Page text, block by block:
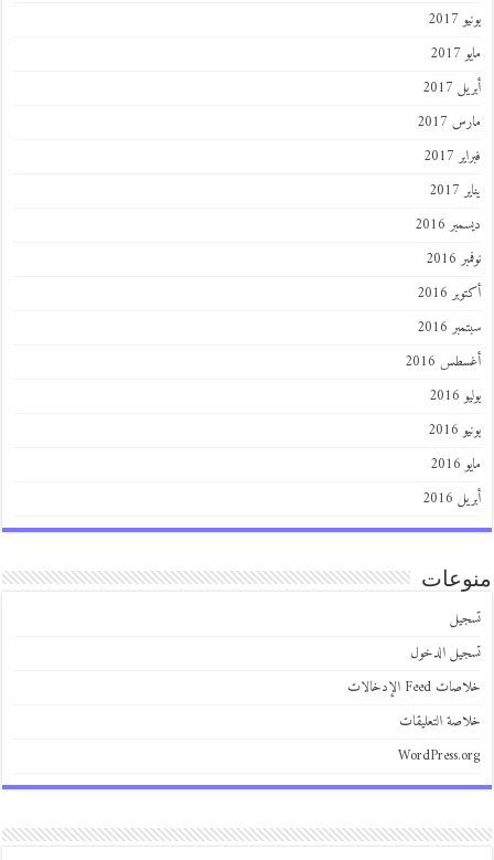
يونيو 2017
مايو 2017
أبريل 2017
مارس 2017
فبراير 2017
يناير 2017
ديسمبر 2016
نوفمبر 2016
أكتوبر 2016
سبتمبر 2016
أغسطس 2016
يوليو 2016
يونيو 2016
مايو 2016
أبريل 2016
منوعات
تسجيل
تسجيل الدخول
خلاصات Feed الإدخالات
خلاصة التعليقات
WordPress.org